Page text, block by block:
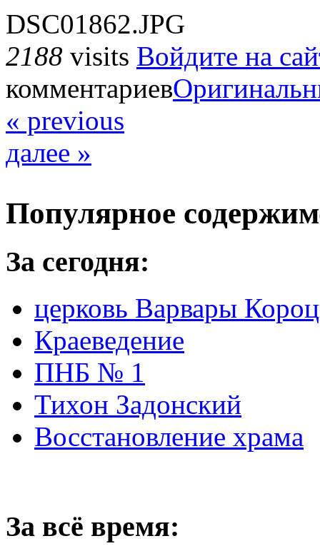
DSC01862.JPG
2188 visits Войдите на
комментариев
« previous
далее »
Популярное
За сегодня:
церковь Варвары
Краеведение
ПНБ № 1
Тихон Задонский
Восстановление храма
За всё время: